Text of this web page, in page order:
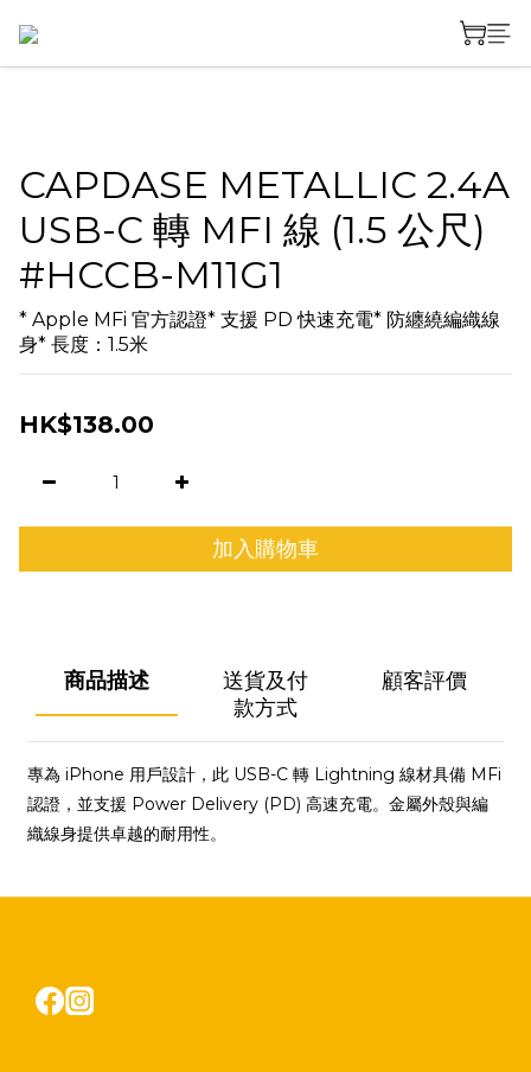
CAPDASE METALLIC 2.4A
USB-C 轉 MFI 線 (1.5 公尺)
#HCCB-M11G1
* Apple MFi 官方認證* 支援 PD 快速充電* 防纏繞編織線
身* 長度：1.5米
HK$138.00
加入購物車
商品描述
送貨及付
款方式
顧客評價
專為 iPhone 用戶設計，此 USB-C 轉 Lightning 線材具備 MFi
認證，並支援 Power Delivery (PD) 高速充電。金屬外殼與編
織線身提供卓越的耐用性。